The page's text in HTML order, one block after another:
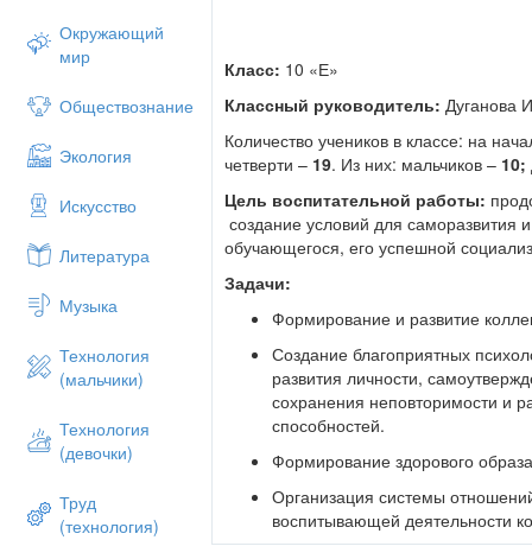
Окружающий
мир
Обществознание
Экология
Искусство
Литература
Музыка
Технология
(мальчики)
Технология
(девочки)
Труд
(технология)
Класс: 10 «Е»
Классный руководитель: Дуганова
Количество учеников в классе: на
четверти – 19. Из них: мальчиков – 10;
Цель воспитательной работы:
создание условий для саморазвития
обучающегося, его успешной
Задачи:
Формирование и развитие
Создание благоприятных
развития личности,
сохранения неповторимости и
способностей.
Формирование здорового
Организация системы
воспитывающей деятельности